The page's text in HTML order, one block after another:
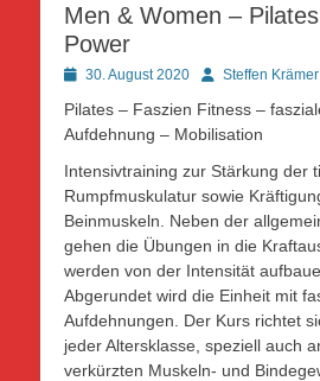
Men & Women –
Power
Posted30. August 2020 AutorSteffen Krämer
Pilates – Faszien Fitness –
Aufdehnung – Mobilisation
Intensivtraining zur Stärkung der
Rumpfmuskulatur sowie
Beinmuskeln. Neben der
gehen die Übungen in die
werden von der Intensität
Abgerundet wird die Einheit mit
Aufdehnungen. Der Kurs richtet
jeder Altersklasse, speziell auch
verkürzten Muskeln- und